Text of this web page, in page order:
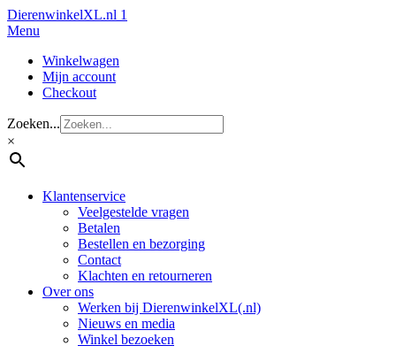
DierenwinkelXL.nl 1
Menu
Winkelwagen
Mijn account
Checkout
Zoeken...
×
Klantenservice
Veelgestelde vragen
Betalen
Bestellen en bezorging
Contact
Klachten en retourneren
Over ons
Werken bij DierenwinkelXL(.nl)
Nieuws en media
Winkel bezoeken